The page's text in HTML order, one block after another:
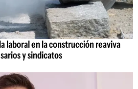
laboral en la construcción reaviva
y sindicatos